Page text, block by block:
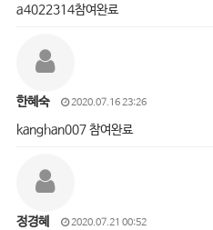
a4022314참여완료
한혜숙 2020.07.16 23:26
kanghan007 참여완료
정경혜 2020.07.21 00:52